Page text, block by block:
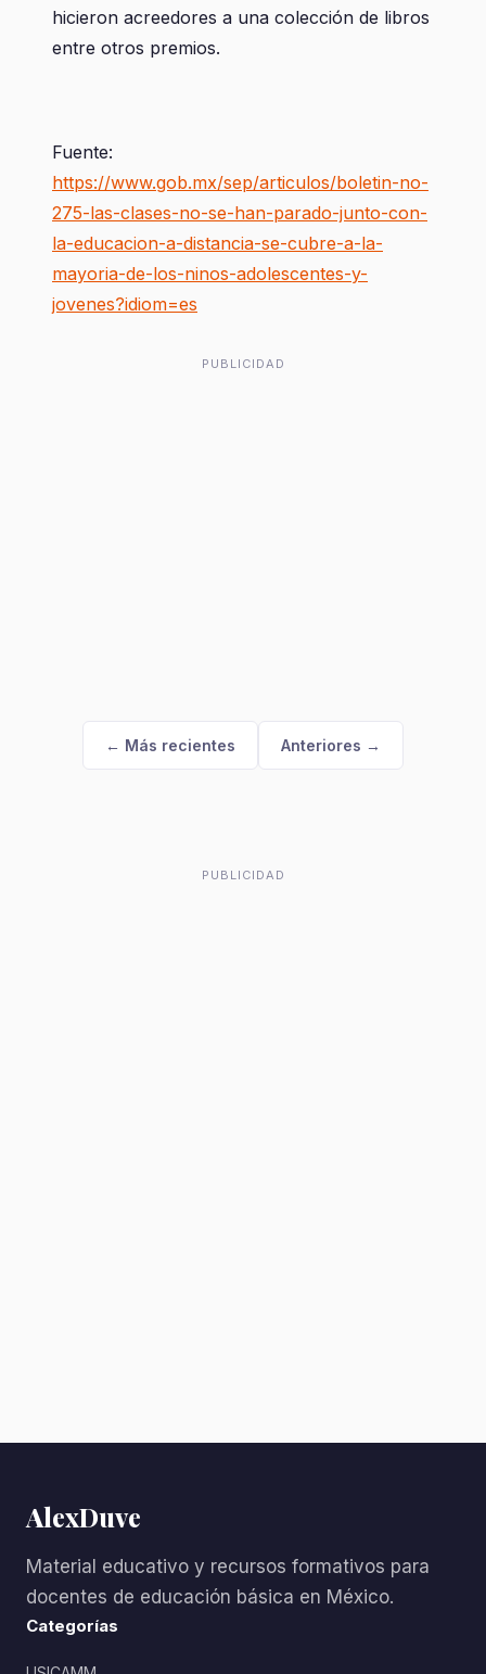
hicieron acreedores a una colección de libros
entre otros premios.
Fuente:
https://www.gob.mx/sep/articulos/boletin-no-
275-las-clases-no-se-han-parado-junto-con-
la-educacion-a-distancia-se-cubre-a-la-
mayoria-de-los-ninos-adolescentes-y-
jovenes?idiom=es
PUBLICIDAD
← Más recientes Anteriores →
PUBLICIDAD
AlexDuve
Material educativo y recursos formativos para
docentes de educación básica en México.
Categorías